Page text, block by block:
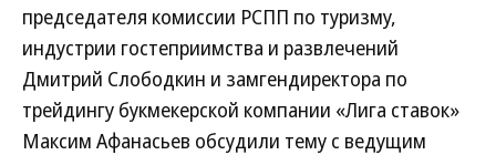
председателя комиссии РСПП по туризму,
индустрии гостеприимства и развлечений
Дмитрий Слободкин и замгендиректора по
трейдингу букмекерской компании «Лига ставок»
Максим Афанасьев обсудили тему с ведущим